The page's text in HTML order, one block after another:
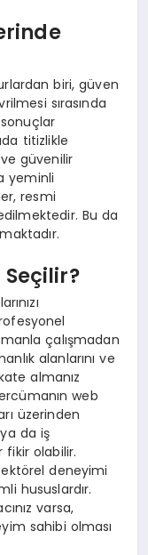
biri, güven
sırasında
titizlikle
güvenilir
yeminli
resmi
Bu da
Seçilir?
çalışmadan
alanlarını ve
almanız
web
üzerinden
ya da iş
olabilir.
deneyimi
hususlardır.
varsa,
sahibi olması